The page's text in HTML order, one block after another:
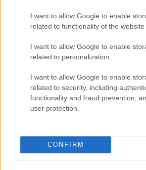
I want to allow Google to enable
related to functionality of the website
I want to allow Google to enable
related to personalization.
I want to allow Google to enable
related to security, including
functionality and fraud prevention,
user protection.
CONFIRM
16·03·2023 13:00